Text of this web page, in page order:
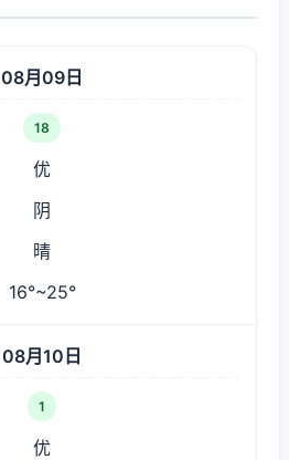
08月09日
18
优
阴
晴
16°~25°
08月10日
1
优